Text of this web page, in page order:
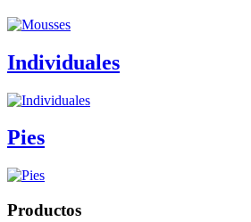
Individuales
Pies
Productos